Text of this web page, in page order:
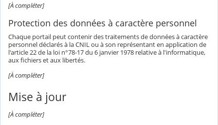
[À compléter]
Protection des données à caractère personnel
Chaque portail peut contenir des traitements de données à caractère
personnel déclarés à la CNIL ou à son représentant en application de
l'article 22 de la loi n°78-17 du 6 janvier 1978 relative à l'informatique,
aux fichiers et aux libertés.
[À compléter]
Mise à jour
[À compléter]